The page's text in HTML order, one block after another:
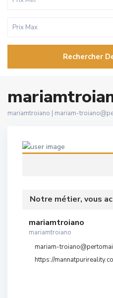
Rechercher
mariamtroiano | mariam-
Notre métier, vous
mariamtroiano
mariamtroiano
mariam-
https://